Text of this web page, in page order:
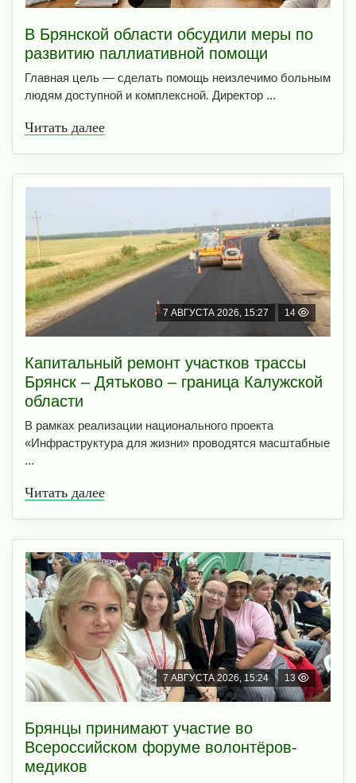
В Брянской области обсудили меры по
развитию паллиативной помощи
Главная цель — сделать помощь неизлечимо больным
людям доступной и комплексной. Директор ...
Читать далее
7 АВГУСТА 2026, 15:27 14
Капитальный ремонт участков трассы
Брянск – Дятьково – граница Калужской
области
В рамках реализации национального проекта
«Инфраструктура для жизни» проводятся масштабные
...
Читать далее
7 АВГУСТА 2026, 15:24 13
Брянцы принимают участие во
Всероссийском форуме волонтёров-
медиков